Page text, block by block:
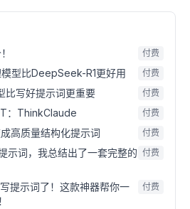
付费
模型比DeepSeek-R1更好用 付费
比写好提示词更重要 付费
：ThinkClaude 付费
高质量结构化提示词 付费
示词，我总结出了一套完整的 付费
提示词了！这款神器帮你一
付费